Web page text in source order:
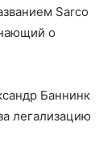
Sarco
о
Баннинк
легализацию